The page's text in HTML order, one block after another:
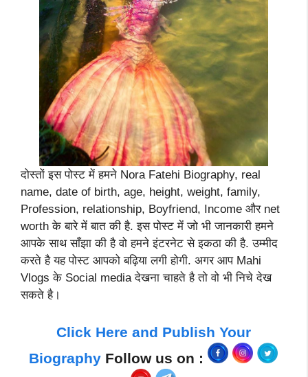
दोस्तों इस पोस्ट में हमने Nora Fatehi Biography, real
name, date of birth, age, height, weight, family,
Profession, relationship, Boyfriend, Income और net
worth के बारे में बात की है. इस पोस्ट में जो भी जानकारी हमने
आपके साथ साँझा की है वो हमने इंटरनेट से इकठा की है. उम्मीद
करते है यह पोस्ट आपको बढ़िया लगी होगी. अगर आप Mahi
Vlogs के Social media देखना चाहते है तो वो भी निचे देख
सकते है।
Click Here and Publish Your
Biography Follow us on :